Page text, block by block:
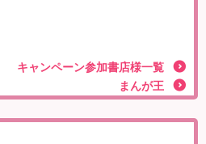
キャンペーン参加書店様一覧
まんが王